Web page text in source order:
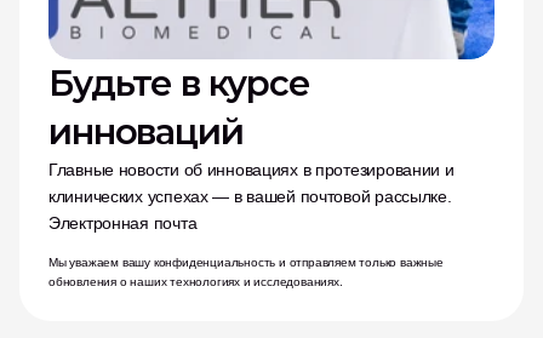
Будьте в курсе
инноваций
Главные новости об инновациях в протезировании и
клинических успехах — в вашей почтовой рассылке.
Электронная почта
Мы уважаем вашу конфиденциальность и отправляем только важные
обновления о наших технологиях и исследованиях.